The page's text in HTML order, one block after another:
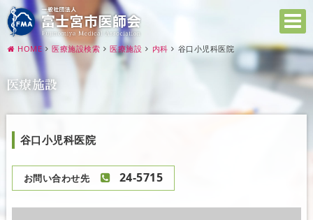
HOME 医療施設検索 医療施設 内科 谷口小児科医院
医療施設
谷口小児科医院
お問い合わせ先 24-5715